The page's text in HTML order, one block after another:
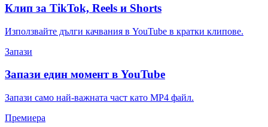
Клип за TikTok, Reels и Shorts
Използвайте дълги качвания в YouTube в кратки клипове.
Запази
Запази един момент в YouTube
Запази само най-важната част като MP4 файл.
Премиера